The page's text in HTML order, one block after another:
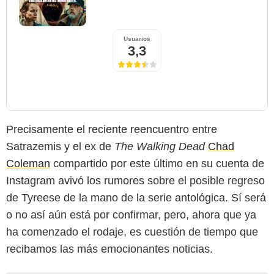
Usuarios
3,3
Precisamente el reciente reencuentro entre
Satrazemis y el ex de The Walking Dead Chad
Coleman compartido por este último en su cuenta de
Instagram avivó los rumores sobre el posible regreso
de Tyreese de la mano de la serie antológica. Sí será
o no así aún está por confirmar, pero, ahora que ya
ha comenzado el rodaje, es cuestión de tiempo que
recibamos las más emocionantes noticias.